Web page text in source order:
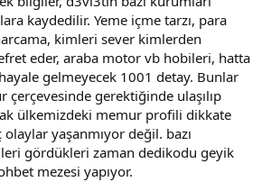
kaydedilir. Yeme içme tarzı, para
kimleri sever kimlerden
eder, araba motor vb hobileri, hatta
gelmeyecek 1001 detay. Bunlar
gerektiğinde ulaşılıp
ülkemizdeki memur profili dikkate
olaylar yaşanmıyor değil. bazı
gördükleri zaman dedikodu geyik
mezesi yapıyor.